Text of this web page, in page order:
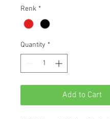
Renk *
Quantity *
Add to Cart